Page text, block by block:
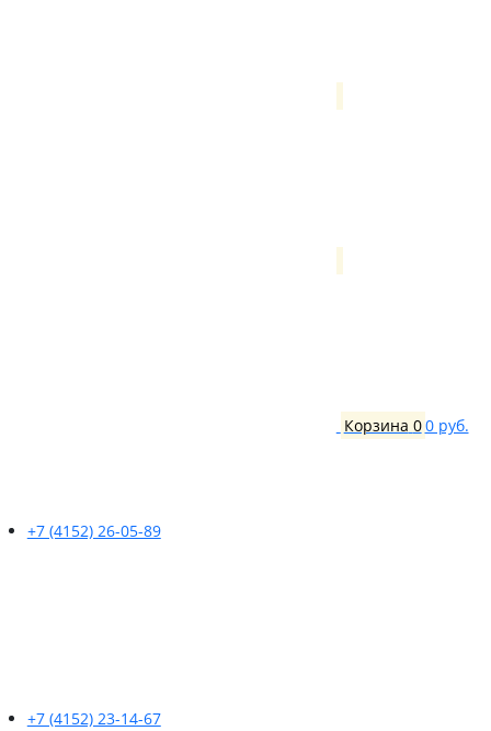
Корзина 00 руб.
+7 (4152) 26-05-89
+7 (4152) 23-14-67